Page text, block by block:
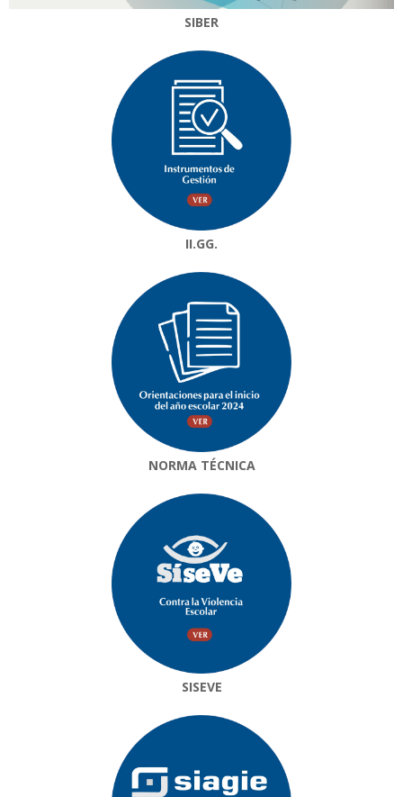
SIBER
II.GG.
NORMA TÉCNICA
SISEVE